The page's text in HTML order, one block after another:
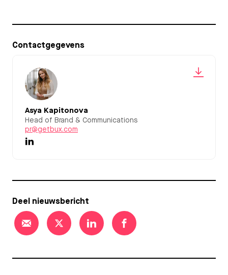
Contactgegevens
Asya Kapitonova
Head of Brand & Communications
pr@getbux.com
Deel nieuwsbericht